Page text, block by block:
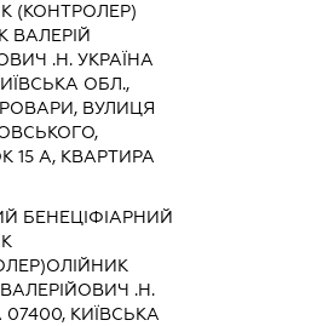
(КОНТРОЛЕР)
ВАЛЕРІЙ
.Н. УКРАЇНА
ОБЛ.,
ВУЛИЦЯ
15 А, КВАРТИРА
БЕНЕЦІФІАРНИЙ
.Н.
07400, КИЇВСЬКА